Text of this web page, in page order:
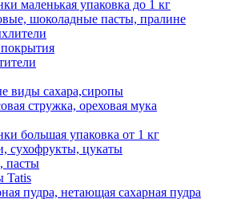
маленькая упаковка до 1 кг
шоколадные пасты, пралине
виды сахара,сиропы
стружка, ореховая мука
большая упаковка от 1 кг
сухофрукты, цукаты
пасты
Tatis
пудра, нетающая сахарная пудра